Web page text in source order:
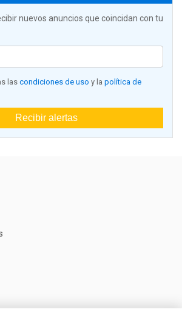
nuevos anuncios que coincidan con tu
las condiciones de uso y la política de
Recibir alertas